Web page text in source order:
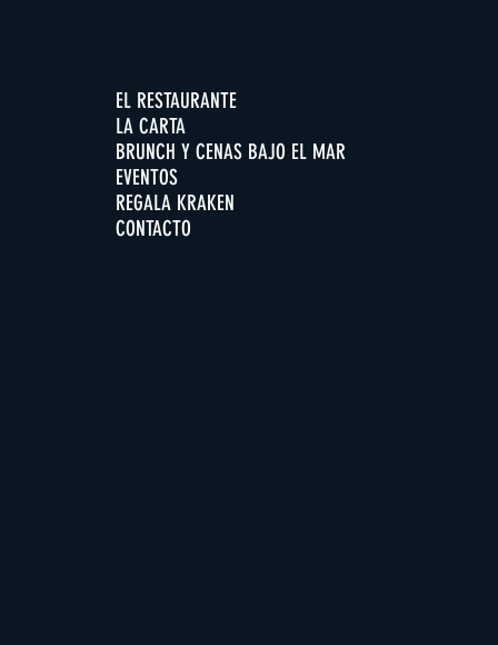
EL RESTAURANTE
LA CARTA
BRUNCH Y CENAS BAJO EL MAR
EVENTOS
REGALA KRAKEN
CONTACTO